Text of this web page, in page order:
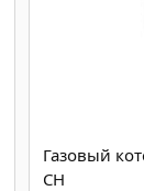
Газовый
СН